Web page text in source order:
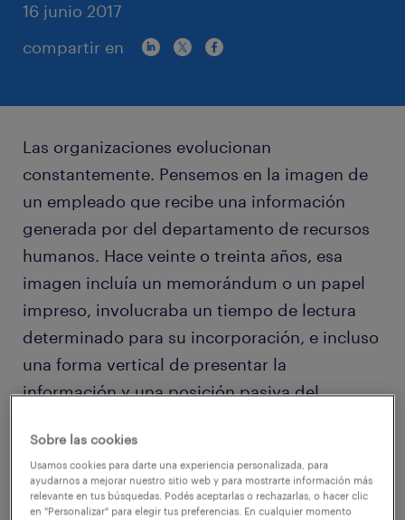
16 junio 2017
compartir en
Las organizaciones evolucionan
constantemente. Pensemos en la imagen de
un empleado que recibe una información
generada por del departamento de recursos
humanos. Hace veinte o treinta años, esa
imagen incluía un memorándum o un papel
impreso, involucraba un tiempo de lectura
determinado para su incorporación, e incluso
una forma vertical de presentar la
información y una posición pasiva del
pensemos en esa situación. La escena
debería incluir, en cambio, una o más
pantallas, videos o documentos HTML con
Sobre las cookies
Usamos cookies para darte una experiencia personalizada, para
ayudarnos a mejorar nuestro sitio web y para mostrarte información más
relevante en tus búsquedas. Podés aceptarlas o rechazarlas, o hacer clic
en "Personalizar" para elegir tus preferencias. En cualquier momento